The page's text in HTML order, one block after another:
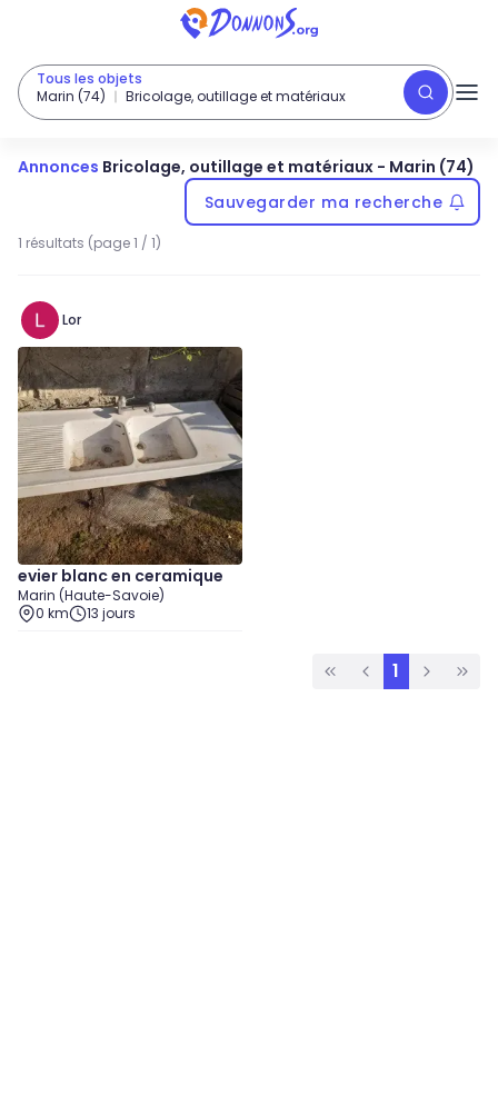
Tous les objets
Marin (74)
Bricolage, outillage et matériaux
Annonces Bricolage, outillage et matériaux - Marin (74)
Sauvegarder ma recherche
1 résultats (page 1 / 1)
Lor
evier blanc en ceramique
Marin (Haute-Savoie)
0 km
13 jours
1